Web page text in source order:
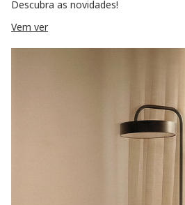
Descubra as novidades!
Vem ver